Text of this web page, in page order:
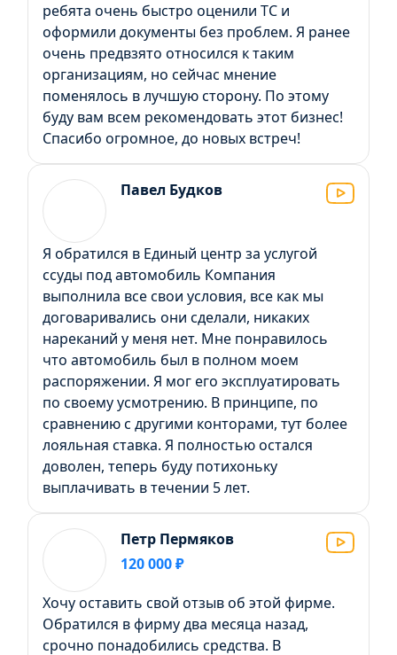
ребята очень быстро оценили ТС и
оформили документы без проблем. Я ранее
очень предвзято относился к таким
организациям, но сейчас мнение
поменялось в лучшую сторону. По этому
буду вам всем рекомендовать этот бизнес!
Спасибо огромное, до новых встреч!
Павел Будков
Я обратился в Единый центр за услугой
ссуды под автомобиль Компания
выполнила все свои условия, все как мы
договаривались они сделали, никаких
нареканий у меня нет. Мне понравилось
что автомобиль был в полном моем
распоряжении. Я мог его эксплуатировать
по своему усмотрению. В принципе, по
сравнению с другими конторами, тут более
лояльная ставка. Я полностью остался
доволен, теперь буду потихоньку
выплачивать в течении 5 лет.
Петр Пермяков
120 000 ₽
Хочу оставить свой отзыв об этой фирме.
Обратился в фирму два месяца назад,
срочно понадобились средства. В